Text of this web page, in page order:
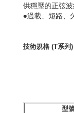
供穩壓的正弦波
●過載、短路、
技術規格 (T系列 )
型